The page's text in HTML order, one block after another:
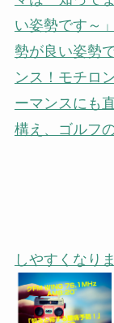
い姿勢です～
勢が良い姿勢
ンス！モチロ
ーマンスにも
構え、ゴルフ
しやすくなり